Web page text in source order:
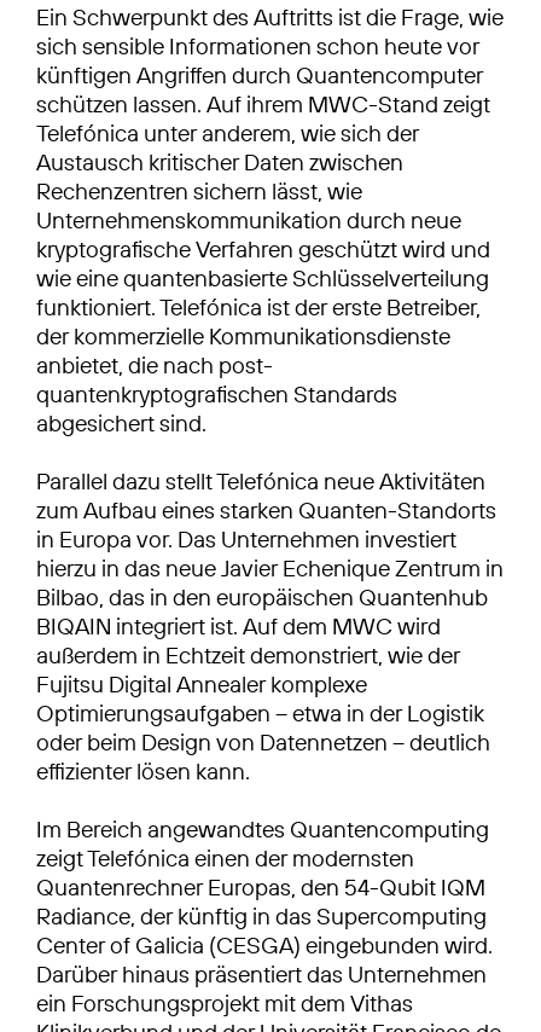
Ein Schwerpunkt des Auftritts ist die Frage, wie
sich sensible Informationen schon heute vor
künftigen Angriffen durch Quantencomputer
schützen lassen. Auf ihrem MWC-Stand zeigt
Telefónica unter anderem, wie sich der
Austausch kritischer Daten zwischen
Rechenzentren sichern lässt, wie
Unternehmenskommunikation durch neue
kryptografische Verfahren geschützt wird und
wie eine quantenbasierte Schlüsselverteilung
funktioniert. Telefónica ist der erste Betreiber,
der kommerzielle Kommunikationsdienste
anbietet, die nach post-
quantenkryptografischen Standards
abgesichert sind.
Parallel dazu stellt Telefónica neue Aktivitäten
zum Aufbau eines starken Quanten-Standorts
in Europa vor. Das Unternehmen investiert
hierzu in das neue Javier Echenique Zentrum in
Bilbao, das in den europäischen Quantenhub
BIQAIN integriert ist. Auf dem MWC wird
außerdem in Echtzeit demonstriert, wie der
Fujitsu Digital Annealer komplexe
Optimierungsaufgaben – etwa in der Logistik
oder beim Design von Datennetzen – deutlich
effizienter lösen kann.
Im Bereich angewandtes Quantencomputing
zeigt Telefónica einen der modernsten
Quantenrechner Europas, den 54-Qubit IQM
Radiance, der künftig in das Supercomputing
Center of Galicia (CESGA) eingebunden wird.
Darüber hinaus präsentiert das Unternehmen
ein Forschungsprojekt mit dem Vithas